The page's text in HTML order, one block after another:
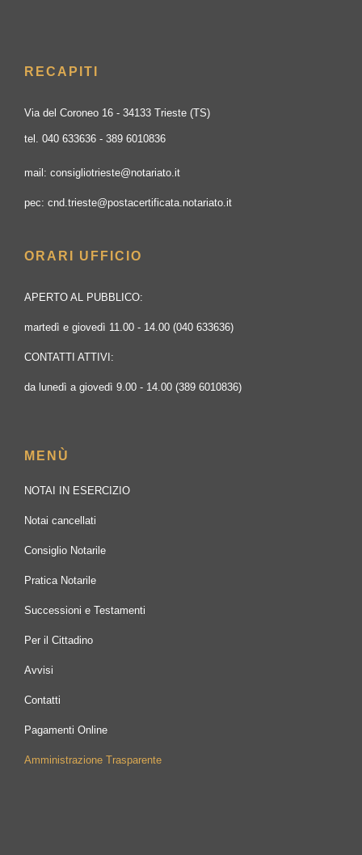
RECAPITI
Via del Coroneo 16 - 34133 Trieste (TS)
tel. 040 633636 - 389 6010836
mail: consigliotrieste@notariato.it
pec: cnd.trieste@postacertificata.notariato.it
ORARI UFFICIO
APERTO AL PUBBLICO:
martedì e giovedì 11.00 - 14.00 (040 633636)
CONTATTI ATTIVI:
da lunedì a giovedì 9.00 - 14.00 (389 6010836)
MENÙ
NOTAI IN ESERCIZIO
Notai cancellati
Consiglio Notarile
Pratica Notarile
Successioni e Testamenti
Per il Cittadino
Avvisi
Contatti
Pagamenti Online
Amministrazione Trasparente